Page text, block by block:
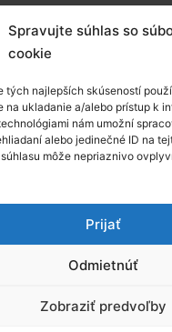
Spravujte súhlas so
cookie
tých najlepších skúseností
na ukladanie a/alebo prístup k
nám umožní
alebo jedinečné ID na
môže nepriaznivo
Prijať
Odmietnúť
Zobraziť predvoľby
platby: